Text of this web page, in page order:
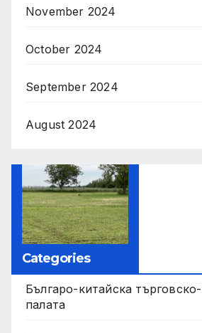
November 2024
October 2024
September 2024
August 2024
Categories
Българо-китайска
палата